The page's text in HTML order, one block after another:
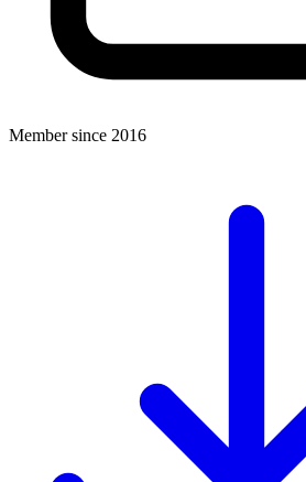
Member since 2016